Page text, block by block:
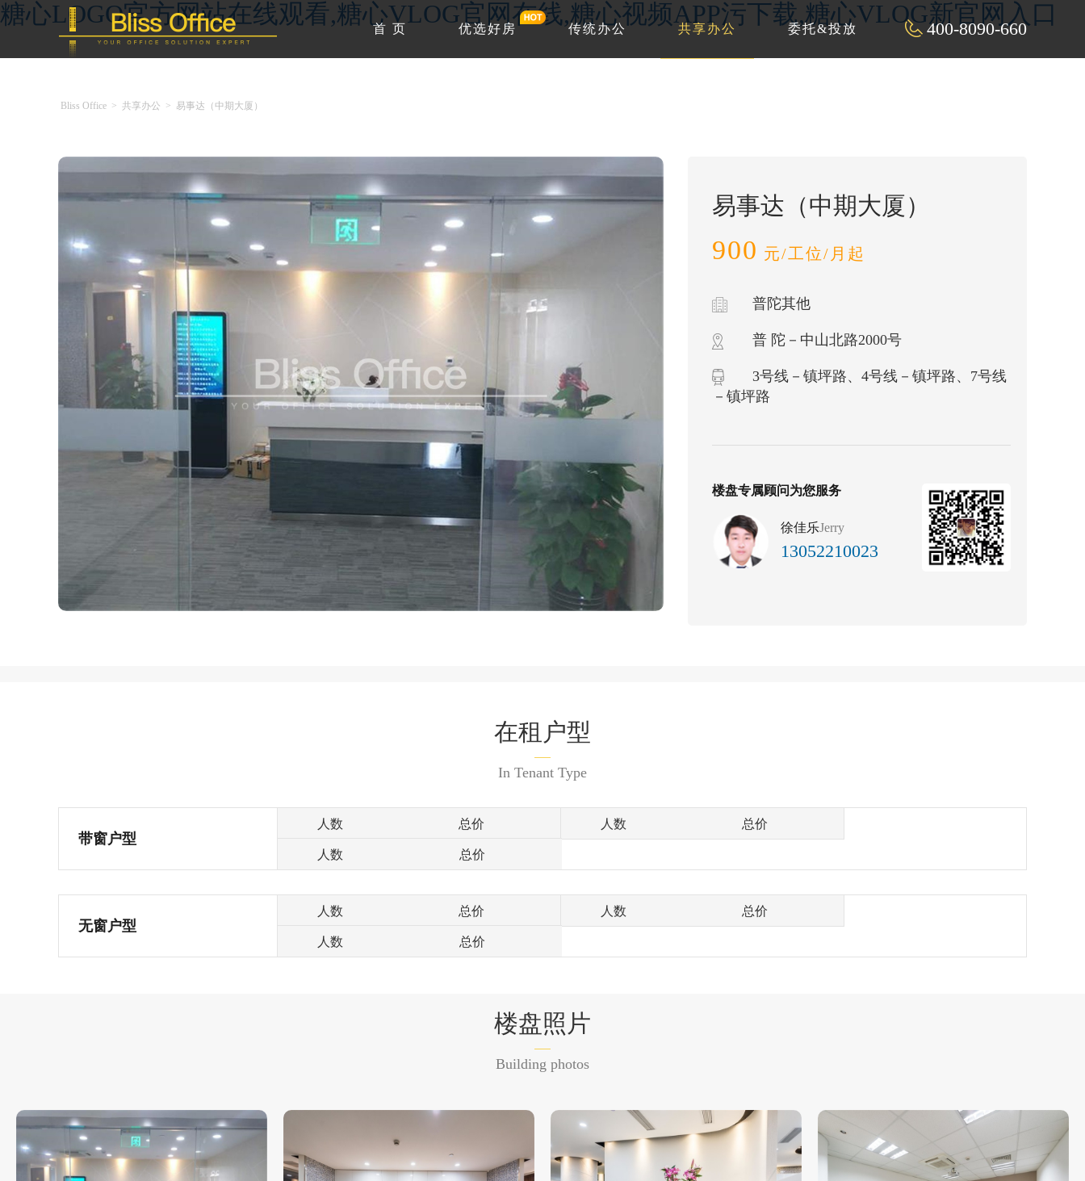
糖心LOGO官方网站在线观看,糖心VLOG官网在线,糖心视频APP污下载,糖心VLOG新官网入口
400-8090-660
首 页 优选好房 传统办公 共享办公 委托&投放
Bliss Office > 共享办公 > 易事达（中期大厦）
易事达（中期大厦）
900 元/工位/月起
普陀其他
普 陀－中山北路2000号
3号线－镇坪路、4号线－镇坪路、7号线
－镇坪路
楼盘专属顾问为您服务
徐佳乐Jerry
13052210023
在租户型
In Tenant Type
带窗户型
人数 总价 人数 总价
人数 总价
无窗户型
人数 总价 人数 总价
人数 总价
楼盘照片
Building photos